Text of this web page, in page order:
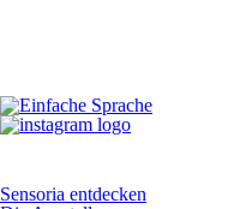
Sensoria entdecken